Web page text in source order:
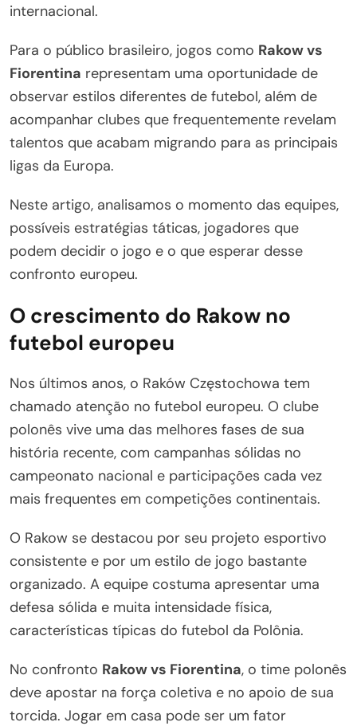
internacional.
Para o público brasileiro, jogos como Rakow vs
Fiorentina representam uma oportunidade de
observar estilos diferentes de futebol, além de
acompanhar clubes que frequentemente revelam
talentos que acabam migrando para as principais
ligas da Europa.
Neste artigo, analisamos o momento das equipes,
possíveis estratégias táticas, jogadores que
podem decidir o jogo e o que esperar desse
confronto europeu.
O crescimento do Rakow no
futebol europeu
Nos últimos anos, o Raków Częstochowa tem
chamado atenção no futebol europeu. O clube
polonês vive uma das melhores fases de sua
história recente, com campanhas sólidas no
campeonato nacional e participações cada vez
mais frequentes em competições continentais.
O Rakow se destacou por seu projeto esportivo
consistente e por um estilo de jogo bastante
organizado. A equipe costuma apresentar uma
defesa sólida e muita intensidade física,
características típicas do futebol da Polônia.
No confronto Rakow vs Fiorentina, o time polonês
deve apostar na força coletiva e no apoio de sua
torcida. Jogar em casa pode ser um fator